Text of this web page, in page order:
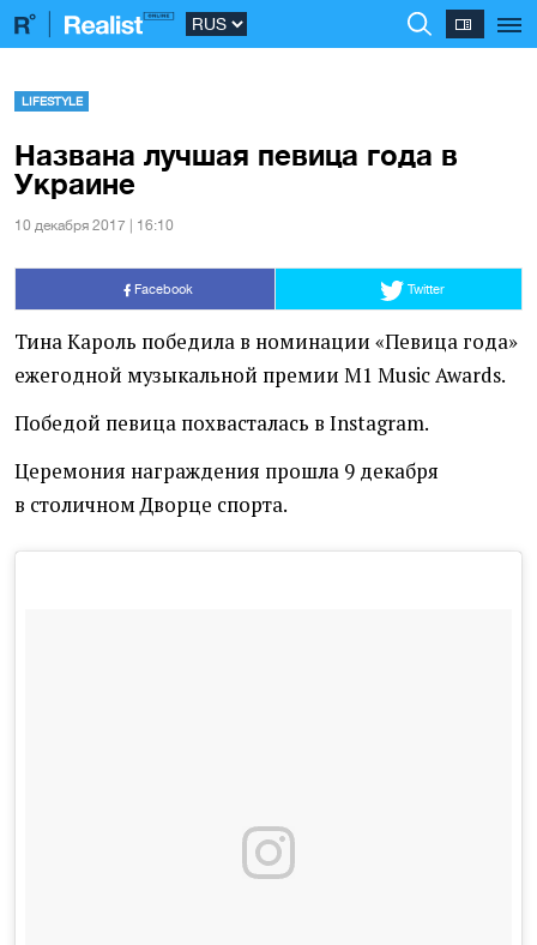
LIFESTYLE
Названа лучшая певица года в
Украине
10 декабря 2017 | 16:10
Facebook Twitter
Тина Кароль победила в номинации «Певица года»
ежегодной музыкальной премии M1 Music Awards.
Победой певица похвасталась в Instagram.
Церемония награждения прошла 9 декабря
в столичном Дворце спорта.